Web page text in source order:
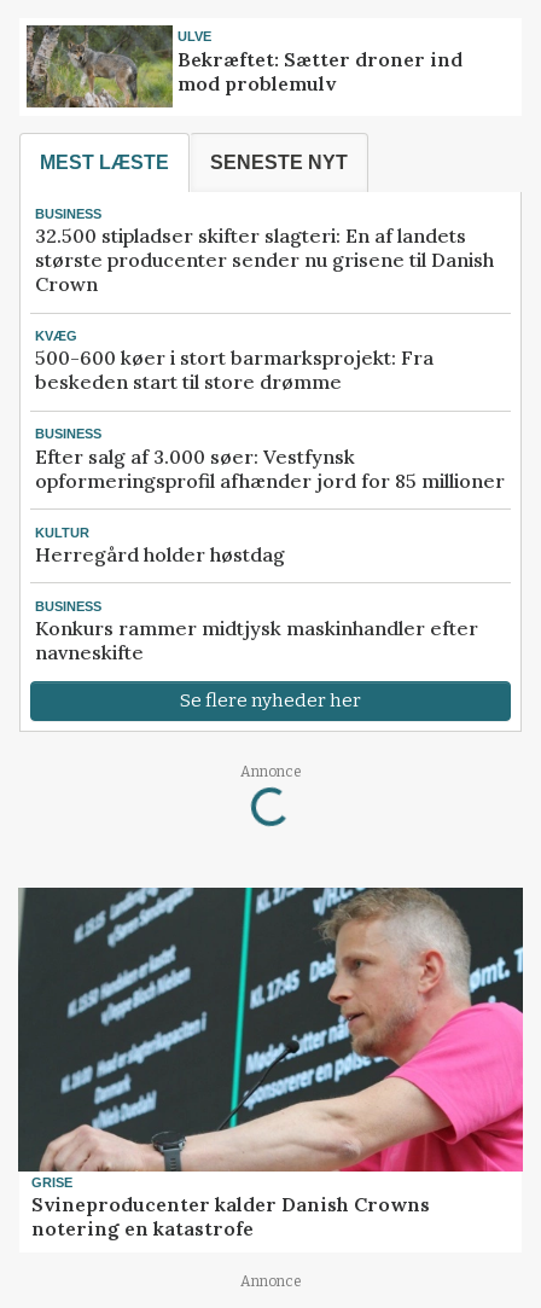
ULVE
Bekræftet: Sætter droner ind
mod problemulv
MEST LÆSTE SENESTE NYT
BUSINESS
32.500 stipladser skifter slagteri: En af landets
største producenter sender nu grisene til Danish
Crown
KVÆG
500-600 køer i stort barmarksprojekt: Fra
beskeden start til store drømme
BUSINESS
Efter salg af 3.000 søer: Vestfynsk
opformeringsprofil afhænder jord for 85 millioner
KULTUR
Herregård holder høstdag
BUSINESS
Konkurs rammer midtjysk maskinhandler efter
navneskifte
Se flere nyheder her
Annonce
Loading...
GRISE
Svineproducenter kalder Danish Crowns
notering en katastrofe
Annonce